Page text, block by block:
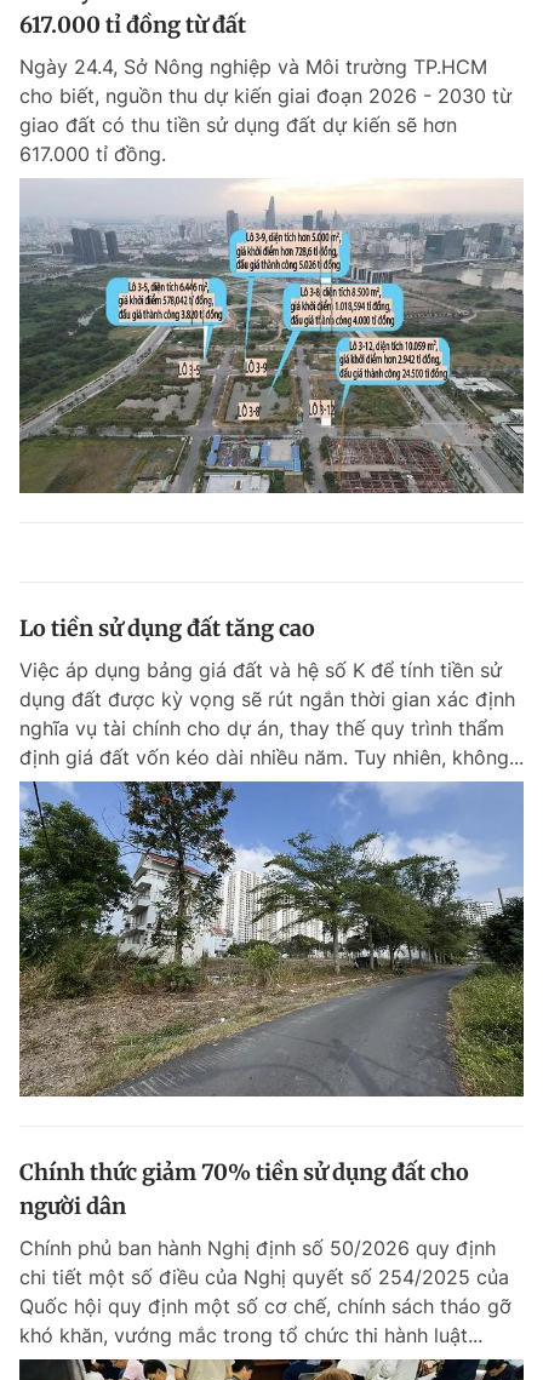
617.000 tỉ đồng từ đất
Ngày 24.4, Sở Nông nghiệp và Môi trường TP.HCM
cho biết, nguồn thu dự kiến giai đoạn 2026 - 2030 từ
giao đất có thu tiền sử dụng đất dự kiến sẽ hơn
617.000 tỉ đồng.
Lo tiền sử dụng đất tăng cao
Việc áp dụng bảng giá đất và hệ số K để tính tiền sử
dụng đất được kỳ vọng sẽ rút ngắn thời gian xác định
nghĩa vụ tài chính cho dự án, thay thế quy trình thẩm
định giá đất vốn kéo dài nhiều năm. Tuy nhiên, không...
Chính thức giảm 70% tiền sử dụng đất cho
người dân
Chính phủ ban hành Nghị định số 50/2026 quy định
chi tiết một số điều của Nghị quyết số 254/2025 của
Quốc hội quy định một số cơ chế, chính sách tháo gỡ
khó khăn, vướng mắc trong tổ chức thi hành luật...